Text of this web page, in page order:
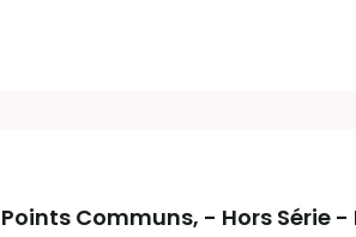
Points Communs, - Hors Série